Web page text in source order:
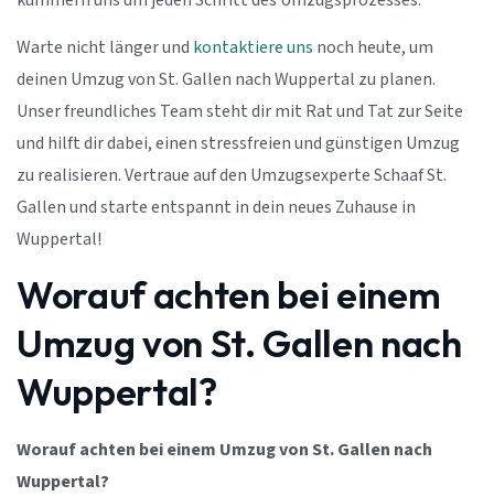
Warte nicht länger und kontaktiere uns noch heute, um
deinen Umzug von St. Gallen nach Wuppertal zu planen.
Unser freundliches Team steht dir mit Rat und Tat zur Seite
und hilft dir dabei, einen stressfreien und günstigen Umzug
zu realisieren. Vertraue auf den Umzugsexperte Schaaf St.
Gallen und starte entspannt in dein neues Zuhause in
Wuppertal!
Worauf achten bei einem
Umzug von St. Gallen nach
Wuppertal?
Worauf achten bei einem Umzug von St. Gallen nach
Wuppertal?